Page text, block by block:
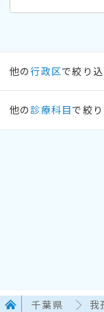
他の行政区で絞り
他の 診療科目で絞
千葉県 我